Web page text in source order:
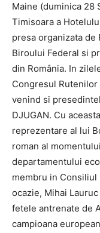
Maine (duminica 28
Timisoara a
presa organizata de
Biroului Federal si
din România. In
Congresul
venind si
DJUGAN. Cu
reprezentare al lui
roman al
departamentului
membru in Consiliul
ocazie, Mihai
fetele antrenate de
campioana